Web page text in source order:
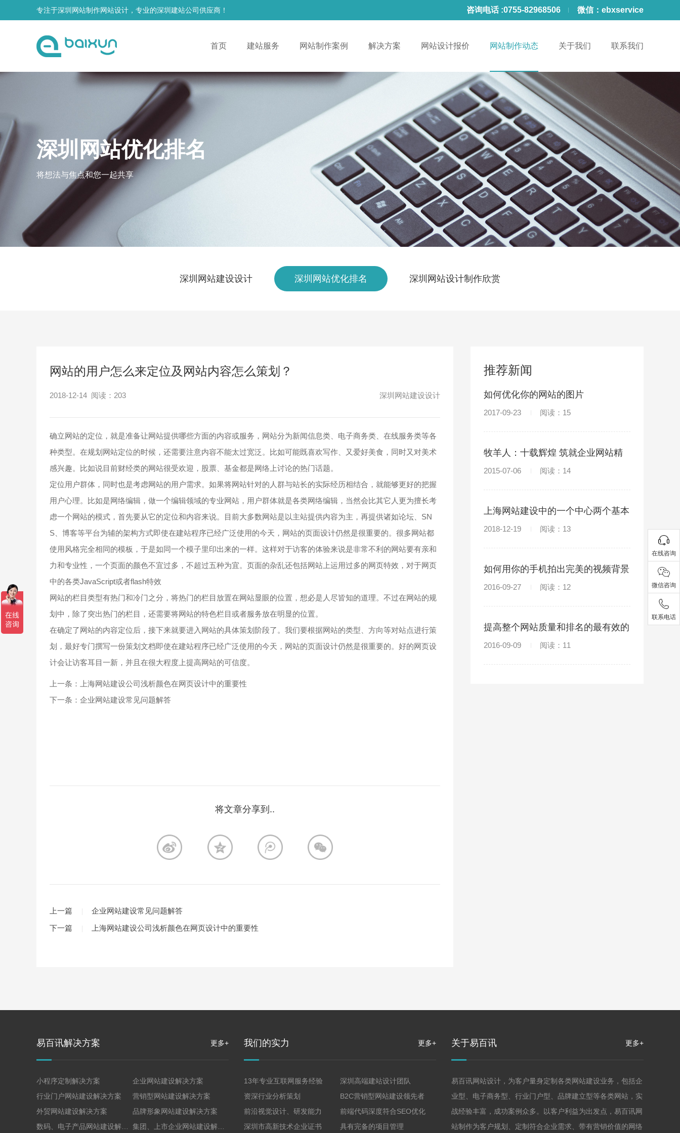
专注于深圳网站制作网站设计，专业的深圳建站公司供应商！ 咨询电话 :0755-82968506 微信： ebxservice
首页 建站服务 网站制作案例 解决方案 网站设计报价 网站制作动态 关于我们 联系我们
深圳网站优化排名
将想法与焦点和您一起共享
深圳网站建设设计 深圳网站优化排名 深圳网站设计制作欣赏
网站的用户怎么来定位及网站内容怎么策划？
2018-12-14 阅读： 203 深圳网站建设设计
确立网站的定位，就是准备让网站提供哪些方面的内容或服务，网站分为新闻信息类、电子商务类、在线服务类等各
种类型。在规划网站定位的时候，还需要注意内容不能太过宽泛。比如可能既喜欢写作、又爱好美食，同时又对美术
感兴趣。比如说目前财经类的网站很受欢迎，股票、基金都是网络上讨论的热门话题。
定位用户群体，同时也是考虑网站的用户需求。如果将网站针对的人群与站长的实际经历相结合，就能够更好的把握
用户心理。比如是网络编辑，做一个编辑领域的专业网站，用户群体就是各类网络编辑，当然会比其它人更为擅长考
虑一个网站的模式，首先要从它的定位和内容来说。目前大多数网站是以主站提供内容为主，再提供诸如论坛、SN
S、博客等平台为辅的架构方式即使在建站程序已经广泛使用的今天，网站的页面设计仍然是很重要的。很多网站都
使用风格完全相同的模板，于是如同一个模子里印出来的一样。这样对于访客的体验来说是非常不利的网站要有亲和
力和专业性，一个页面的颜色不宜过多，不超过五种为宜。页面的杂乱还包括网站上运用过多的网页特效，对于网页
中的各类JavaScript或者flash特效
网站的栏目类型有热门和冷门之分，将热门的栏目放置在网站显眼的位置，想必是人尽皆知的道理。不过在网站的规
划中，除了突出热门的栏目，还需要将网站的特色栏目或者服务放在明显的位置。
在确定了网站的内容定位后，接下来就要进入网站的具体策划阶段了。我们要根据网站的类型、方向等对站点进行策
划，最好专门撰写一份策划文档即使在建站程序已经广泛使用的今天，网站的页面设计仍然是很重要的。好的网页设
计会让访客耳目一新，并且在很大程度上提高网站的可信度。
上一条：上海网站建设公司浅析颜色在网页设计中的重要性
下一条：企业网站建设常见问题解答
将文章分享到..
上一篇
企业网站建设常见问题解答
下一篇
上海网站建设公司浅析颜色在网页设计中的重要性
推荐新闻
如何优化你的网站的图片
2017-09-23 阅读：15
牧羊人：十载辉煌 筑就企业网站精
品
2015-07-06 阅读：14
上海网站建设中的一个中心两个基本
点
2018-12-19 阅读：13
如何用你的手机拍出完美的视频背景
2016-09-27 阅读：12
提高整个网站质量和排名的最有效的
方法
2016-09-09 阅读：11
易百讯解决方案 更多+
小程序定制解决方案
企业网站建设解决方案
行业门户网站建设解决方案
营销型网站建设解决方案
外贸网站建设解决方案
品牌形象网站建设解决方案
我们的实力 更多+
13年专业互联网服务经验
深圳高端建站设计团队
资深行业分析策划
B2C营销型网站建设领先者
前沿视觉设计、研发能力
前端代码深度符合SEO优化
深圳市高新技术企业证书
具有完备的项目管理
关于易百讯 更多+
易百讯网站设计，为客户量身定制各类网站建设业务，包括企
业型、电子商务型、行业门户型、品牌建立型等各类网站，实
战经验丰富，成功案例众多。以客户利益为出发点，易百讯网
站制作为客户规划、定制符合企业需求、带有营销价值的网络
在线咨询
微信咨询
联系电话